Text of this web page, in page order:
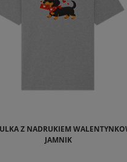
Z NADRUKIEM
JAMNIK